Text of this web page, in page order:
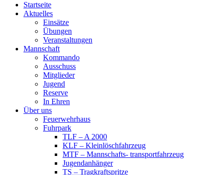
Startseite
Aktuelles
Einsätze
Übungen
Veranstaltungen
Mannschaft
Kommando
Ausschuss
Mitglieder
Jugend
Reserve
In Ehren
Über uns
Feuerwehrhaus
Fuhrpark
TLF – A 2000
KLF – Kleinlöschfahrzeug
MTF – Mannschafts- transportfahrzeug
Jugendanhänger
TS – Tragkraftspritze